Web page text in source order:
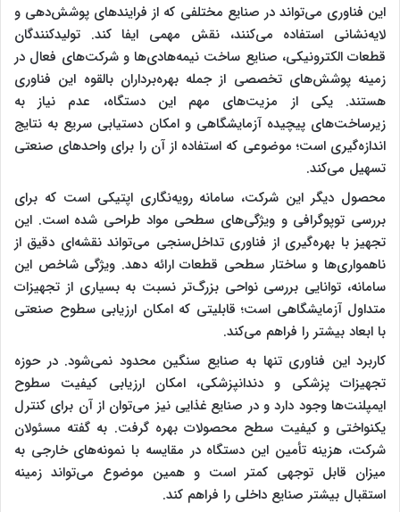
این فناوری می‌تواند در صنایع مختلفی که از فرایندهای پوشش‌دهی و
لایه‌نشانی استفاده می‌کنند، نقش مهمی ایفا کند. تولیدکنندگان
قطعات الکترونیکی، صنایع ساخت نیمه‌هادی‌ها و شرکت‌های فعال در
زمینه پوشش‌های تخصصی از جمله بهره‌برداران بالقوه این فناوری
هستند. یکی از مزیت‌های مهم این دستگاه، عدم نیاز به
زیرساخت‌های پیچیده آزمایشگاهی و امکان دستیابی سریع به نتایج
اندازه‌گیری است؛ موضوعی که استفاده از آن را برای واحدهای صنعتی
تسهیل می‌کند.
محصول دیگر این شرکت، سامانه رویه‌نگاری اپتیکی است که برای
بررسی توپوگرافی و ویژگی‌های سطحی مواد طراحی شده است. این
تجهیز با بهره‌گیری از فناوری تداخل‌سنجی می‌تواند نقشه‌ای دقیق از
ناهمواری‌ها و ساختار سطحی قطعات ارائه دهد. ویژگی شاخص این
سامانه، توانایی بررسی نواحی بزرگ‌تر نسبت به بسیاری از تجهیزات
متداول آزمایشگاهی است؛ قابلیتی که امکان ارزیابی سطوح صنعتی
با ابعاد بیشتر را فراهم می‌کند.
کاربرد این فناوری تنها به صنایع سنگین محدود نمی‌شود. در حوزه
تجهیزات پزشکی و دندانپزشکی، امکان ارزیابی کیفیت سطوح
ایمپلنت‌ها وجود دارد و در صنایع غذایی نیز می‌توان از آن برای کنترل
یکنواختی و کیفیت سطح محصولات بهره گرفت. به گفته مسئولان
شرکت، هزینه تأمین این دستگاه در مقایسه با نمونه‌های خارجی به
میزان قابل توجهی کمتر است و همین موضوع می‌تواند زمینه
استقبال بیشتر صنایع داخلی را فراهم کند.